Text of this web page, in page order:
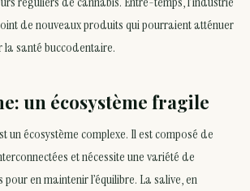
de nouveaux produits qui pourraient atténuer
santé buccodentaire.
un écosystème fragile
un écosystème complexe. Il est composé de
et nécessite une variété de
en maintenir l’équilibre. La salive, en